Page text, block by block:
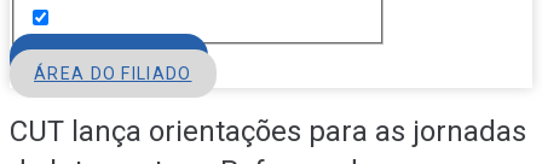
ÁREA DO FILIADO
CUT lança orientações para as jornadas